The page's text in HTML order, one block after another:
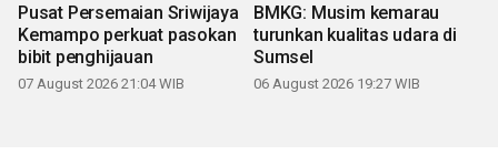
Pusat Persemaian Sriwijaya
Kemampo perkuat pasokan
bibit penghijauan
07 August 2026 21:04 WIB
BMKG: Musim kemarau
turunkan kualitas udara di
Sumsel
06 August 2026 19:27 WIB